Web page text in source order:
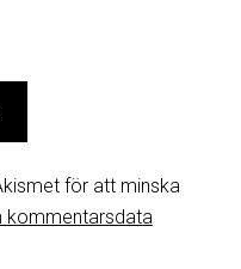
för att minska
kommentarsdata